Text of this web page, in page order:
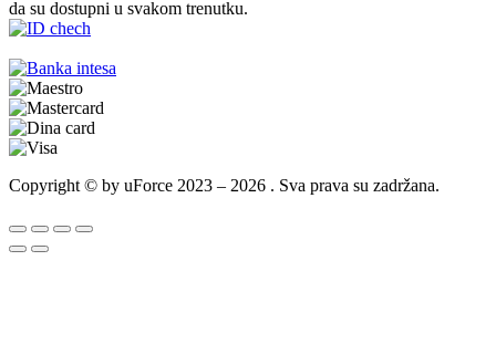
da su dostupni u svakom trenutku.
Copyright © by uForce 2023 – 2026 . Sva prava su zadržana.